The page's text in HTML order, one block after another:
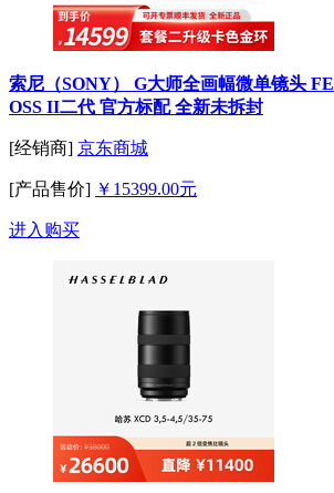
索尼（SONY） G大师全画幅微单镜头
OSS II二代 官方标配 全新未拆封
[经销商] 京东商城
[产品售价] ￥15399.00元
进入购买